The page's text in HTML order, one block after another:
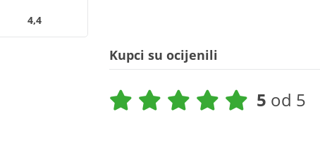
4,4
Kupci su ocijenili
5 od 5